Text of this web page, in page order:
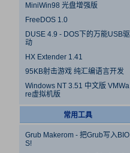
MiniWin98 光盘增强版
FreeDOS 1.0
DUSE 4.9 - DOS下的万能USB驱
动
HX Extender 1.41
95KB射击游戏 纯汇编语言开发
Windows NT 3.51 中文版 VMWa
re虚拟机版
常用工具
Grub Makerom - 把Grub写入BIO
S!